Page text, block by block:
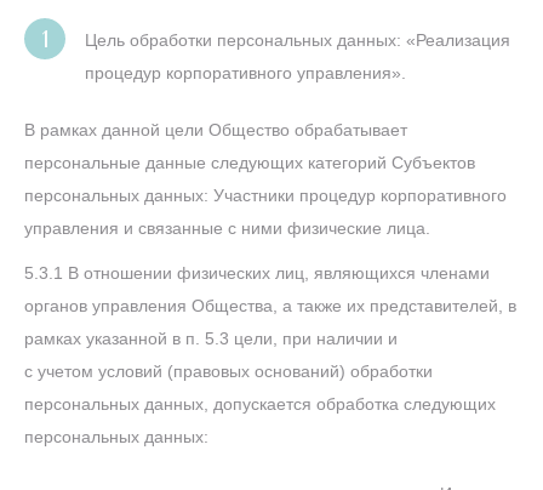
Цель обработки персональных данных: «Реализация
процедур корпоративного управления».
В рамках данной цели Общество обрабатывает
персональные данные следующих категорий Субъектов
персональных данных: Участники процедур корпоративного
управления и связанные с ними физические лица.
5.3.1 В отношении физических лиц, являющихся членами
органов управления Общества, а также их представителей, в
рамках указанной в п. 5.3 цели, при наличии и
с учетом условий (правовых оснований) обработки
персональных данных, допускается обработка следующих
персональных данных: